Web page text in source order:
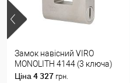
Замок навісний VIRO
MONOLITH 4144 (3 ключа)
Ціна 4 327 грн.